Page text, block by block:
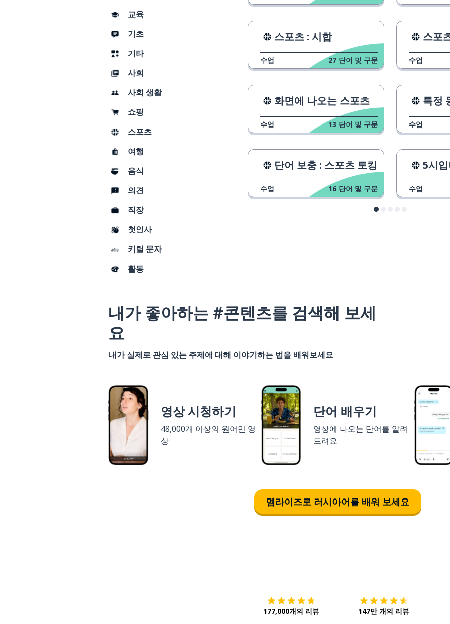
교육
기초
기타
사회
사회 생활
쇼핑
스포츠
여행
음식
의견
직장
첫인사
키릴 문자
활동
스포츠 : 시합
수업 27 단어 및 구문
스포
수업
화면에 나오는 스포츠
수업 13 단어 및 구문
특정
수업
단어 보충 : 스포츠 토킹
수업 16 단어 및 구문
5시
수업
내가 좋아하는 #콘텐츠를 검색해 보세
요
내가 실제로 관심 있는 주제에 대해 이야기하는 법을 배워보세요
영상 시청하기
48,000개 이상의 원어민 영
상
단어 배우기
영상에 나오는 단어를 알려
드려요
멤라이즈로 러시아어를 배워 보세요
177,000개의 리뷰 147만 개의 리뷰